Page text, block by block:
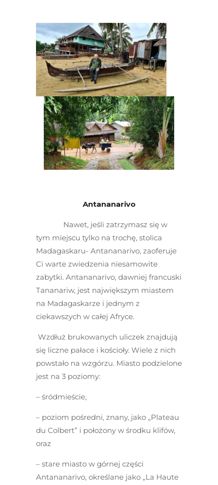
Antananarivo
Nawet, jeśli zatrzymasz się w
tym miejscu tylko na trochę, stolica
Madagaskaru- Antananarivo, zaoferuje
Ci warte zwiedzenia niesamowite
zabytki. Antananarivo, dawniej francuski
Tananariw, jest największym miastem
na Madagaskarze i jednym z
ciekawszych w całej Afryce.
Wzdłuż brukowanych uliczek znajdują
się liczne pałace i kościoły. Wiele z nich
powstało na wzgórzu. Miasto podzielone
jest na 3 poziomy:
– śródmieście,
– poziom pośredni, znany, jako „Plateau
du Colbert” i położony w środku klifów,
oraz
– stare miasto w górnej części
Antananarivo, określane jako „La Haute